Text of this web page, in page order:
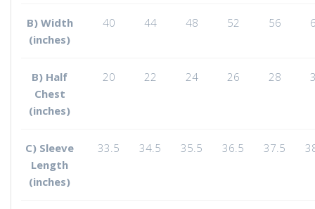
B) Width
(inches)
40 44 48 52 56
B) Half
Chest
(inches)
20 22 24 26 28
C) Sleeve
Length
(inches)
33.5 34.5 35.5 36.5 37.5